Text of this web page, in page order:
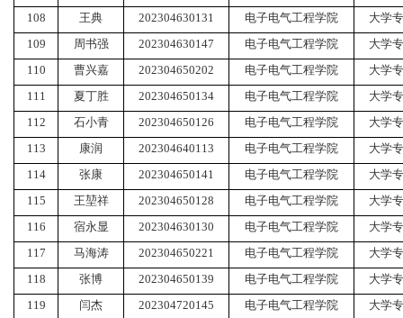
108
王典 202304630131 电子电气工程学院
大学
109
周书强 202304630147 电子电气工程学院
大学
110
曹兴嘉 202304650202 电子电气工程学院
大学
111
夏丁胜 202304650134 电子电气工程学院
大学
112
石小青 202304650126 电子电气工程学院
大学
113
康润 202304640113 电子电气工程学院
大学
114
张康 202304650141 电子电气工程学院
大学
115
王堃祥 202304650128 电子电气工程学院
大学
116
宿永显 202304630130 电子电气工程学院
大学
117
马海涛 202304650221 电子电气工程学院
大学
118
张博 202304650139 电子电气工程学院
大学
119
闫杰 202304720145 电子电气工程学院
大学